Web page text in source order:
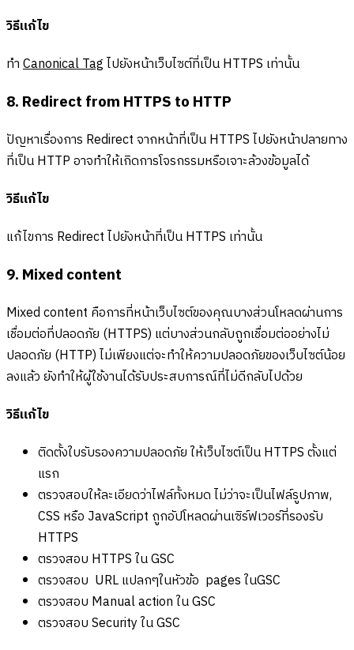
วิธีแก้ไข
ทำCanonical Tagไปยังหน้าเว็บไซต์ที่เป็น HTTPS เท่านั้น
8. Redirect from HTTPS to HTTP
ปัญหาเรื่องการ Redirect จากหน้าที่เป็น HTTPS ไปยังหน้าปลายทาง
ที่เป็น HTTP อาจทำให้เกิดการโจรกรรมหรือเจาะล้วงข้อมูลได้
วิธีแก้ไข
แก้ไขการ Redirect ไปยังหน้าที่เป็น HTTPS เท่านั้น
9. Mixed content
Mixed content คือการที่หน้าเว็บไซต์ของคุณบางส่วนโหลดผ่านการ
เชื่อมต่อที่ปลอดภัย (HTTPS) แต่บางส่วนกลับถูกเชื่อมต่ออย่างไม่
ปลอดภัย (HTTP) ไม่เพียงแต่จะทำให้ความปลอดภัยของเว็บไซต์น้อย
ลงแล้ว ยังทำให้ผู้ใช้งานได้รับประสบการณ์ที่ไม่ดีกลับไปด้วย
วิธีแก้ไข
ติดตั้งใบรับรองความปลอดภัย ให้เว็บไซต์เป็น HTTPS ตั้งแต่
แรก
ตรวจสอบให้ละเอียดว่าไฟล์ทั้งหมด ไม่ว่าจะเป็นไฟล์รูปภาพ,
CSS หรือ JavaScript ถูกอัปโหลดผ่านเซิร์ฟเวอร์ที่รองรับ
HTTPS
ตรวจสอบ HTTPS ใน GSC
ตรวจสอบ URL แปลกๆในหัวข้อ pages ในGSC
ตรวจสอบ Manual action ใน GSC
ตรวจสอบ Security ใน GSC